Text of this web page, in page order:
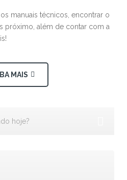
manuais técnicos, encontrar o
próximo, além de contar com a
MAIS